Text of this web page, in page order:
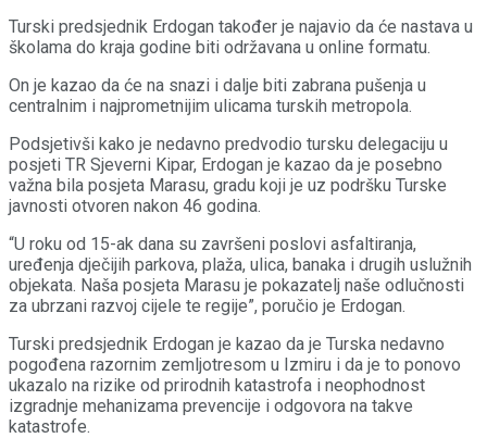
Turski predsjednik Erdogan također je najavio da će nastava u
školama do kraja godine biti održavana u online formatu.
On je kazao da će na snazi i dalje biti zabrana pušenja u
centralnim i najprometnijim ulicama turskih metropola.
Podsjetivši kako je nedavno predvodio tursku delegaciju u
posjeti TR Sjeverni Kipar, Erdogan je kazao da je posebno
važna bila posjeta Marasu, gradu koji je uz podršku Turske
javnosti otvoren nakon 46 godina.
“U roku od 15-ak dana su završeni poslovi asfaltiranja,
uređenja dječijih parkova, plaža, ulica, banaka i drugih uslužnih
objekata. Naša posjeta Marasu je pokazatelj naše odlučnosti
za ubrzani razvoj cijele te regije”, poručio je Erdogan.
Turski predsjednik Erdogan je kazao da je Turska nedavno
pogođena razornim zemljotresom u Izmiru i da je to ponovo
ukazalo na rizike od prirodnih katastrofa i neophodnost
izgradnje mehanizama prevencije i odgovora na takve
katastrofe.